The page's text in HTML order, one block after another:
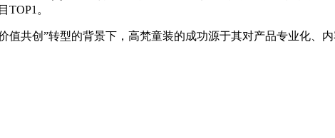
TOP1。
值共创”转型的背景下，高梵童装的成功源于其对产品专业化、